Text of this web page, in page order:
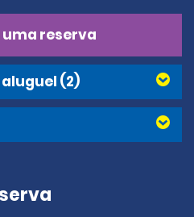
reserva
(2)